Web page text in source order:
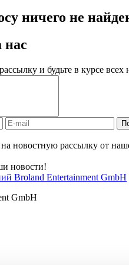
ничего не
нас
и будьте в курсе всех
новостную рассылку от
новости!
GmbH